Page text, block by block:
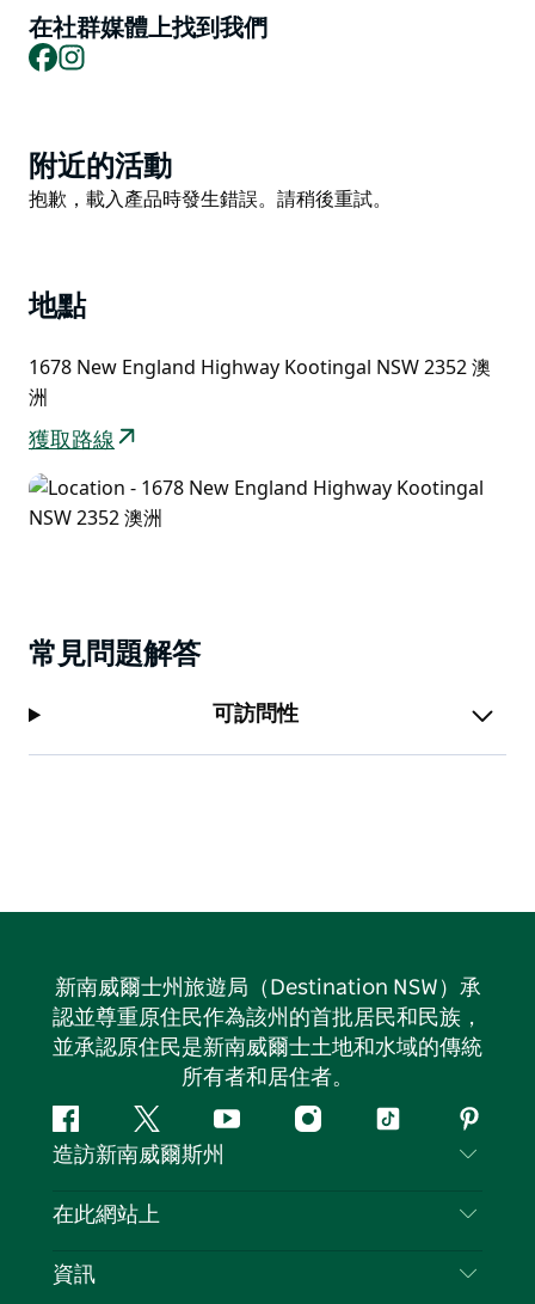
10 分鐘車程。最近的機場是塔姆沃思地區機場，距離
Kootingal Landview Motel有20公里。
他們的房產位於悉尼和布里斯班中間的新英格蘭高速公路
上，於 2017 年進行了大規模升級。酒店內和酒店外都有
館的馬路對面。
訂房間。
在社群媒體上找到我們
Facebook
Product
List
附近的活動
Product
抱歉，載入產品時發生錯誤。請稍後重試。
地點
1678 New England Highway Kootingal NSW 2352 澳
洲
獲取路線
常見問題解答
可訪問性
新南威爾士州旅遊局（Destination NSW）承
認並尊重原住民作為該州的首批居民和民族，
並承認原住民是新南威爾士土地和水域的傳統
所有者和居住者。
Facebook嘰
嘰
喳
Youtube Instagram
抖
造訪新南威爾斯州
聯絡我們
隱私
在此網站上
目的地
資訊